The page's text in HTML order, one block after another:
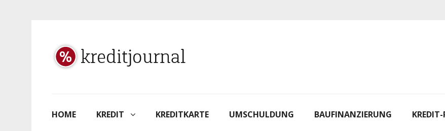
HOME KREDIT KREDITKARTE UMSCHULDUNG BAUFINANZIERUNG KREDIT-